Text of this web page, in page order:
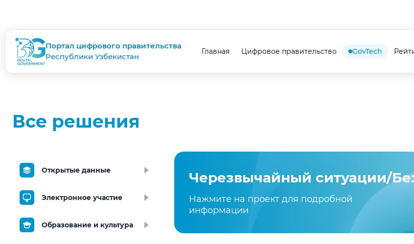
Портал цифрового правительства
Республики Узбекистан
Главная Цифровое правительство GovTech
Все решения
Открытые данные
Электронное участие
Образование и культура
Черезвычайный ситуации/
Нажмите на проект для подробной
информации